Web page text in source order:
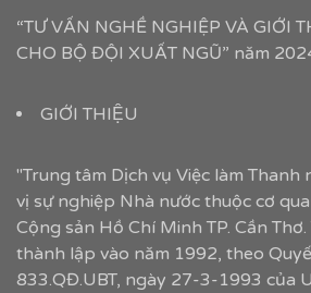
“TƯ VẤN NGHỀ NGHIỆP VÀ GIỚI
CHO BỘ ĐỘI XUẤT NGŨ” năm
GIỚI THIỆU
"Trung tâm Dịch vụ Việc làm Thanh
vị sự nghiệp Nhà nước thuộc cơ
Cộng sản Hồ Chí Minh TP. Cần
thành lập vào năm 1992, theo
833.QĐ.UBT, ngày 27-3-1993 của